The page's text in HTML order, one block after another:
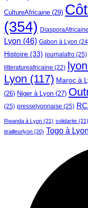
CultureAfricaine (29)
(354) DiasporaAfricaine
Lyon (46) Gabon à Lyon
Histoire (33) journalafro (25)
litteratureafricaine (22) lyon
Lyon (117) Maroc à
(26) Niger à Lyon (27)
(25) presselyonnaise (25)
Rwanda à Lyon (21) solidarite (21)
tirailleurlyon (20) Togo à Lyon